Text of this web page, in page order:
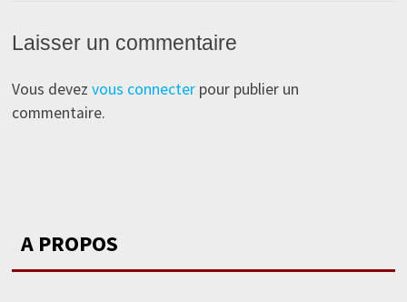
Laisser un commentaire
Vous devez vous connecterpour publier un
commentaire.
A PROPOS